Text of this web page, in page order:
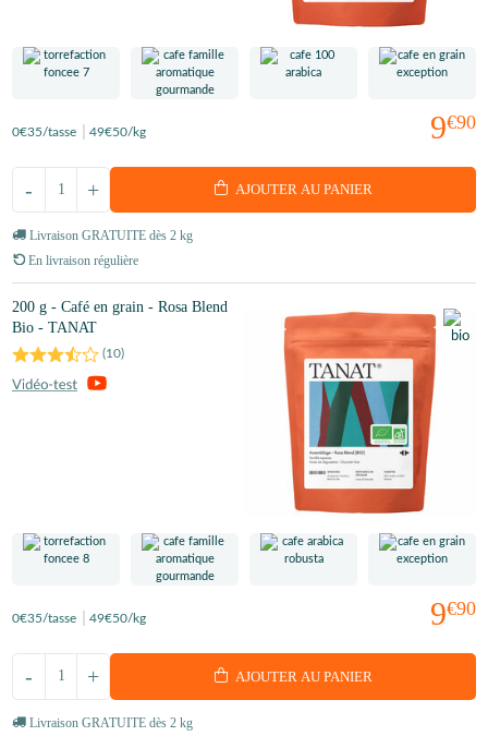
9€90
0€35/tasse 49€50/kg
+
- AJOUTER AU PANIER
Livraison GRATUITE dès 2 kg
En livraison régulière
200 g - Café en grain - Rosa Blend
Bio - TANAT
(10)
9€90
0€35/tasse 49€50/kg
+
- AJOUTER AU PANIER
Livraison GRATUITE dès 2 kg